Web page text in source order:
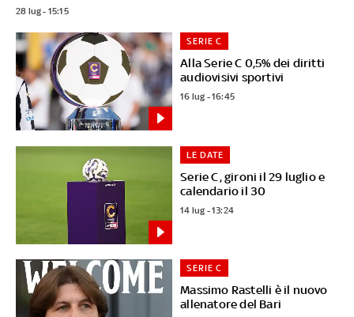
28 lug - 15:15
Alla Serie C 0,5% dei diritti
audiovisivi sportivi
SERIE C
16 lug - 16:45
Serie C, gironi il 29 luglio e
calendario il 30
LE DATE
14 lug - 13:24
Massimo Rastelli è il nuovo
allenatore del Bari
SERIE C